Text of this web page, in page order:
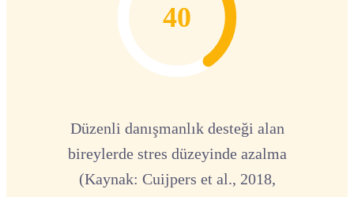
40
Düzenli danışmanlık desteği alan
bireylerde stres düzeyinde azalma
(Kaynak: Cuijpers et al., 2018,